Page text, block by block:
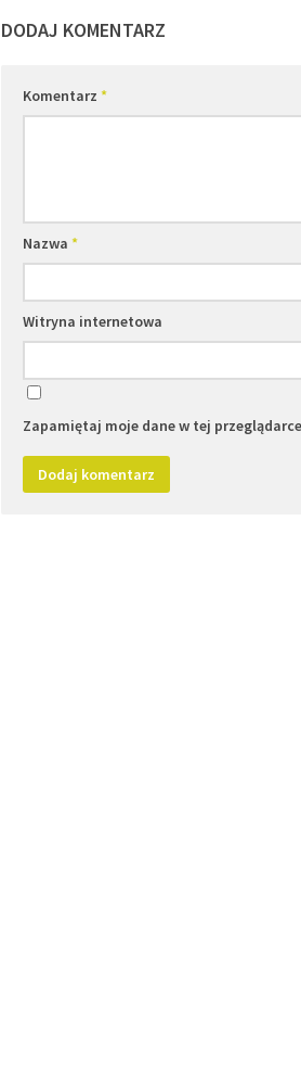
DODAJ KOMENTARZ
Komentarz *
Nazwa *
Witryna internetowa
Zapamiętaj moje dane w tej